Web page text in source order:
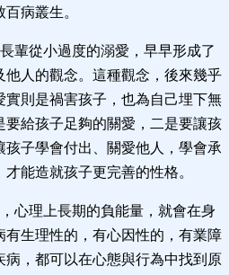
病叢生。
輩從小過度的溺愛，早早形成了
他人的觀念。這種觀念，後來幾乎
則是禍害孩子，也為自己埋下無
給孩子足夠的關愛，二是要讓孩
子學會付出、關愛他人，學會承
能造就孩子更完善的性格。
心理上長期的負能量，就會在身
生理性的，有心因性的，有業障
病，都可以在心態與行為中找到原